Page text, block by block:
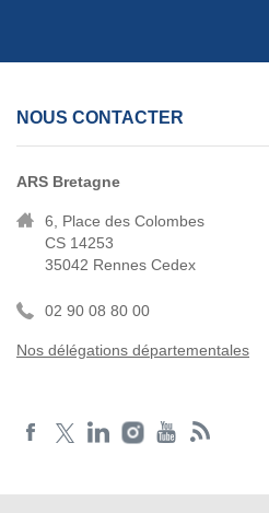
NOUS CONTACTER
ARS Bretagne
6, Place des Colombes
CS 14253
35042 Rennes Cedex
02 90 08 80 00
Nos délégations départementales